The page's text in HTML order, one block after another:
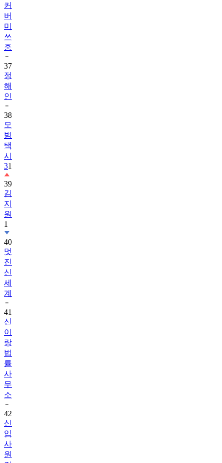
커
버
미
쓰
홍
37
정
해
인
38
모
범
택
시
31
39
김
지
원
1
40
멋
진
신
세
계
41
신
이
랑
법
률
사
무
소
42
신
입
사
원